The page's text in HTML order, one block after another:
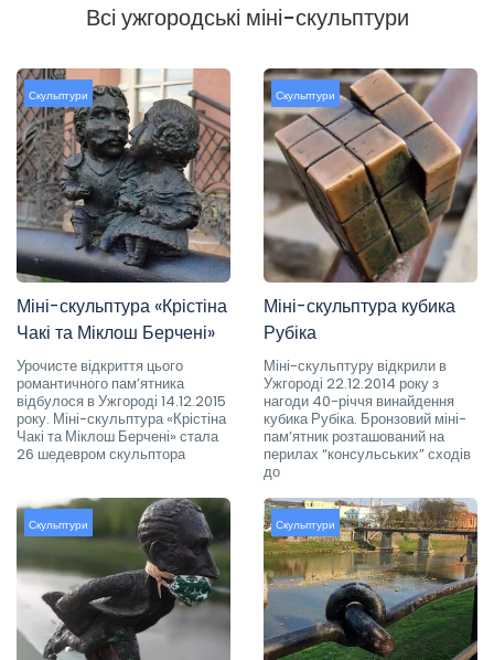
Всі ужгородські міні-скульптури
Скульптури
Міні-скульптура «Крістіна
Чакі та Міклош Берчені»
Урочисте відкриття цього
романтичного пам’ятника
відбулося в Ужгороді 14.12.2015
року. Міні-скульптура «Крістіна
Чакі та Міклош Берчені» стала
26 шедевром скульптора
Скульптури
Міні-скульптура кубика
Рубіка
Міні-скульптуру відкрили в
Ужгороді 22.12.2014 року з
нагоди 40-річчя винайдення
кубика Рубіка. Бронзовий міні-
пам’ятник розташований на
перилах “консульських” сходів
до
Скульптури Скульптури